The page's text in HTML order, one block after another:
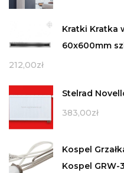
Kratki Kratka
60x600mm
212,00zł
Stelrad
383,00zł
Kospel
Kospel GRW-